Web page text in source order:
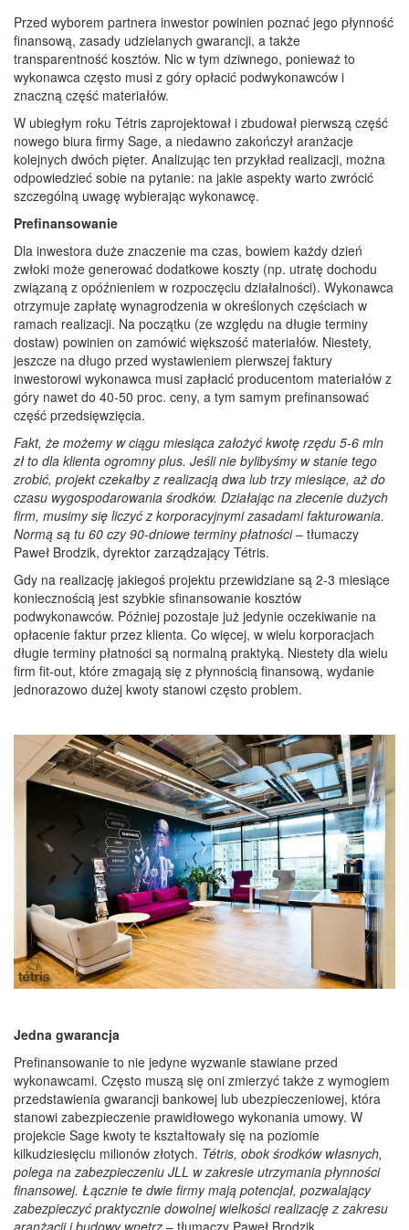
Przed wyborem partnera inwestor powinien poznać jego płynność
finansową, zasady udzielanych gwarancji, a także
transparentność kosztów. Nic w tym dziwnego, ponieważ to
wykonawca często musi z góry opłacić podwykonawców i
znaczną część materiałów.
W ubiegłym roku Tétris zaprojektował i zbudował pierwszą część
nowego biura firmy Sage, a niedawno zakończył aranżacje
kolejnych dwóch pięter. Analizując ten przykład realizacji, można
odpowiedzieć sobie na pytanie: na jakie aspekty warto zwrócić
szczególną uwagę wybierając wykonawcę.
Prefinansowanie
Dla inwestora duże znaczenie ma czas, bowiem każdy dzień
zwłoki może generować dodatkowe koszty (np. utratę dochodu
związaną z opóźnieniem w rozpoczęciu działalności). Wykonawca
otrzymuje zapłatę wynagrodzenia w określonych częściach w
ramach realizacji. Na początku (ze względu na długie terminy
dostaw) powinien on zamówić większość materiałów. Niestety,
jeszcze na długo przed wystawieniem pierwszej faktury
inwestorowi wykonawca musi zapłacić producentom materiałów z
góry nawet do 40-50 proc. ceny, a tym samym prefinansować
część przedsięwzięcia.
Fakt, że możemy w ciągu miesiąca założyć kwotę rzędu 5-6 mln
zł to dla klienta ogromny plus. Jeśli nie bylibyśmy w stanie tego
zrobić, projekt czekałby z realizacją dwa lub trzy miesiące, aż do
czasu wygospodarowania środków. Działając na zlecenie dużych
firm, musimy się liczyć z korporacyjnymi zasadami fakturowania.
Normą są tu 60 czy 90-dniowe terminy płatności– tłumaczy
Paweł Brodzik, dyrektor zarządzający Tétris.
Gdy na realizację jakiegoś projektu przewidziane są 2-3 miesiące
koniecznością jest szybkie sfinansowanie kosztów
podwykonawców. Później pozostaje już jedynie oczekiwanie na
opłacenie faktur przez klienta. Co więcej, w wielu korporacjach
długie terminy płatności są normalną praktyką. Niestety dla wielu
firm fit-out, które zmagają się z płynnością finansową, wydanie
jednorazowo dużej kwoty stanowi często problem.
Jedna gwarancja
Prefinansowanie to nie jedyne wyzwanie stawiane przed
wykonawcami. Często muszą się oni zmierzyć także z wymogiem
przedstawienia gwarancji bankowej lub ubezpieczeniowej, która
stanowi zabezpieczenie prawidłowego wykonania umowy. W
projekcie Sage kwoty te kształtowały się na poziomie
kilkudziesięciu milionów złotych. Tétris, obok środków własnych,
polega na zabezpieczeniu JLL w zakresie utrzymania płynności
finansowej. Łącznie te dwie firmy mają potencjał, pozwalający
zabezpieczyć praktycznie dowolnej wielkości realizację z zakresu